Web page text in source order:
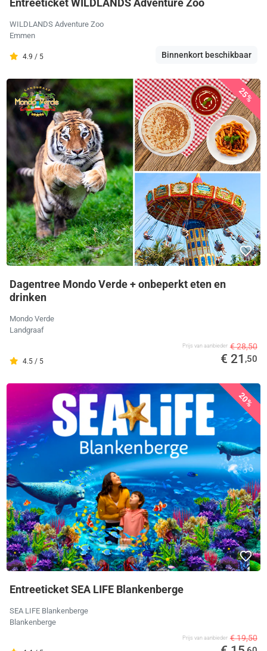
Entreeticket WILDLANDS Adventure Zoo
WILDLANDS Adventure Zoo
Emmen
4.9 / 5 Binnenkort beschikbaar
25%
Dagentree Mondo Verde + onbeperkt eten en
drinken
Mondo Verde
Landgraaf
4.5 / 5
Prijs van aanbieder € 28,50
€ 21 ,50
20%
Entreeticket SEA LIFE Blankenberge
SEA LIFE Blankenberge
Blankenberge
Prijs van aanbieder € 19,50